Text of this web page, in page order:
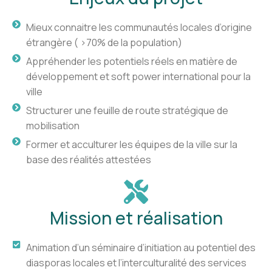
Mieux connaitre les communautés locales d’origine
étrangère ( >70% de la population)
Appréhender les potentiels réels en matière de
développement et soft power international pour la
ville
Structurer une feuille de route stratégique de
mobilisation
Former et acculturer les équipes de la ville sur la
base des réalités attestées
Mission et réalisation
Animation d’un séminaire d’initiation au potentiel des
diasporas locales et l’interculturalité des services